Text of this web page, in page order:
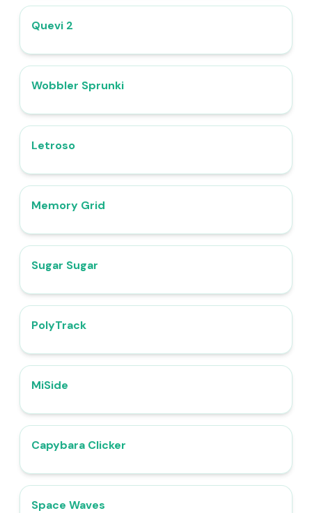
Quevi 2
Wobbler Sprunki
Letroso
Memory Grid
Sugar Sugar
PolyTrack
MiSide
Capybara Clicker
Space Waves